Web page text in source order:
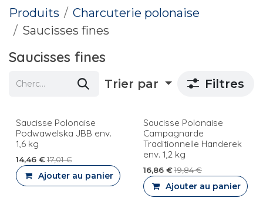
Produits
Charcuterie polonaise
Saucisses fines
Saucisses fines
Trier par Filtres
Saucisse Polonaise
Podwawelska JBB env.
1,6 kg
14,46 €17,01€
Ajouter au panier
Saucisse Polonaise
Campagnarde
Traditionnelle Handerek
env. 1,2 kg
16,86€19,84€
Ajouter au panier